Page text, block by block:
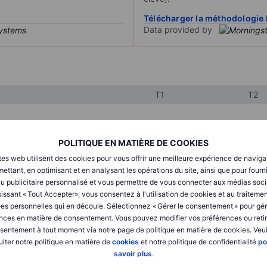
POLITIQUE EN MATIÈRE DE COOKIES
web utilisent des cookies pour vous offrir une meilleure expérience de
en optimisant et en analysant les opérations du site, ainsi que pour
publicitaire personnalisé et vous permettre de vous connecter aux médias
« Tout Accepter», vous consentez à l'utilisation de cookies et au
personnelles qui en découle. Sélectionnez « Gérer le consentement » pour
en matière de consentement. Vous pouvez modifier vos préférences ou
à tout moment via notre page de politique en matière de cookies.
notre politique en matière de cookies et notre politique de confidentialité
savoir plus.
Télécharger la méthodologie
Data provided by
T1 T2
XXXXXXX
XXXXXXX XXXXXXX
XXXXXXX XXXXXXX
XXXXXXX XXXXXXX
XXXXXXX XXXXXXX